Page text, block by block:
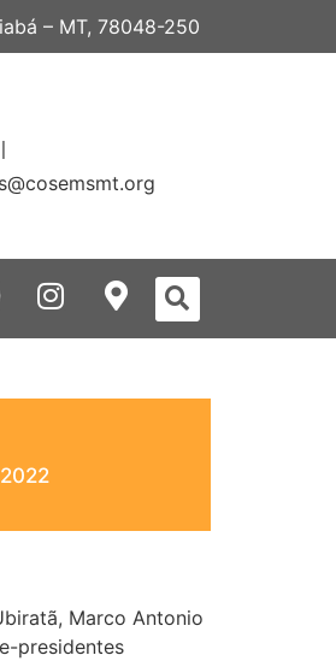
– MT, 78048-250
Marco Antonio
presidentes